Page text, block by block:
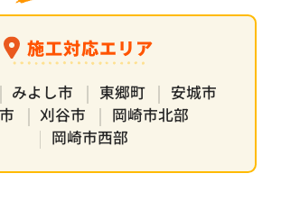
施工対応エリア
みよし市 東郷町
安城市
刈谷市
岡崎市北部
岡崎市西部